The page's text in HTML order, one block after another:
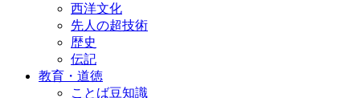
西洋文化
先人の超技術
歴史
伝記
教育・道徳
ことば豆知識